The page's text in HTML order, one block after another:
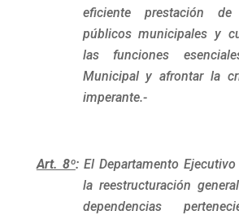
eficiente prestación
públicos municipales y
las funciones
Municipal y afrontar la
imperante.-
Art. 8º: El Departamento
la reestructuración
dependencias